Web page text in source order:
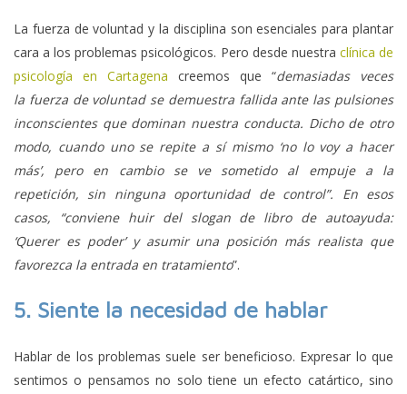
La fuerza de voluntad y la disciplina son esenciales para plantar
cara a los problemas psicológicos. Pero desde nuestra clínica de
psicología en Cartagena creemos que “demasiadas veces
la fuerza de voluntad se demuestra fallida ante las pulsiones
inconscientes que dominan nuestra conducta. Dicho de otro
modo, cuando uno se repite a sí mismo ‘no lo voy a hacer
más’, pero en cambio se ve sometido al empuje a la
repetición, sin ninguna oportunidad de control”. En esos
casos, “conviene huir del slogan de libro de autoayuda:
‘Querer es poder’ y asumir una posición más realista que
favorezca la entrada en tratamiento”.
5. Siente la necesidad de hablar
Hablar de los problemas suele ser beneficioso. Expresar lo que
sentimos o pensamos no solo tiene un efecto catártico, sino